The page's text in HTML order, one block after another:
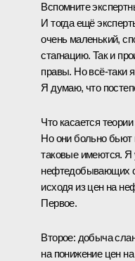
Вспомните
И тогда ещё
очень маленький,
стагнацию. Так и
правы. Но всё‑таки
Я думаю, что
Что касается
Но они больно бьют
таковые имеются. Я
нефтедобывающих
исходя из цен на
Первое.
Второе: добыча
на понижение цен